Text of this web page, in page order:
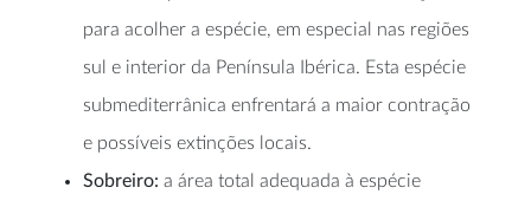
para acolher a espécie, em especial nas regiões
sul e interior da Península Ibérica. Esta espécie
submediterrânica enfrentará a maior contração
e possíveis extinções locais.
Sobreiro: a área total adequada à espécie